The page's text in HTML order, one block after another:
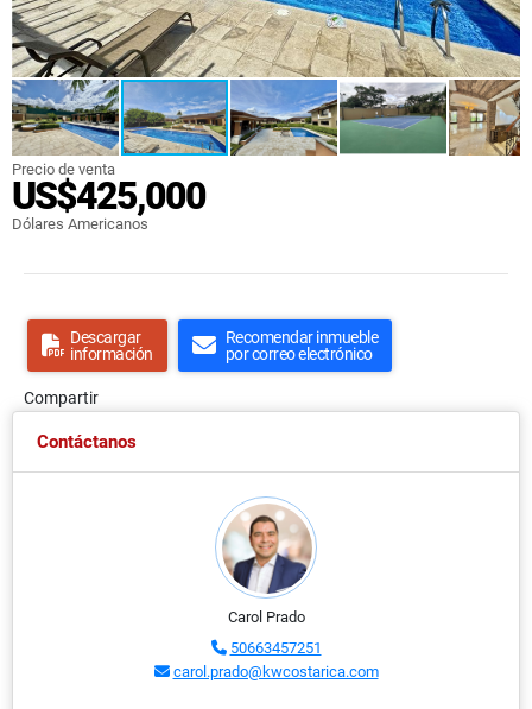
Precio de venta
US$425,000
Dólares Americanos
Descargar
información
Recomendar inmueble
por correo electrónico
Compartir
Contáctanos
Carol Prado
50663457251
carol.prado@kwcostarica.com